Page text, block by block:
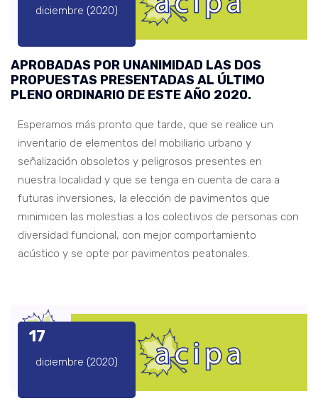
diciembre (2020)
APROBADAS POR UNANIMIDAD LAS DOS
PROPUESTAS PRESENTADAS AL ÚLTIMO
PLENO ORDINARIO DE ESTE AÑO 2020.
Esperamos más pronto que tarde, que se realice un
inventario de elementos del mobiliario urbano y
señalización obsoletos y peligrosos presentes en
nuestra localidad y que se tenga en cuenta de cara a
futuras inversiones, la elección de pavimentos que
minimicen las molestias a los colectivos de personas con
diversidad funcional, con mejor comportamiento
acústico y se opte por pavimentos peatonales.
17
diciembre (2020)